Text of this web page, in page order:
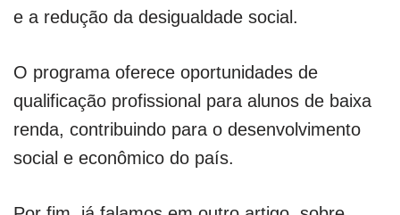
e a redução da desigualdade social.
O programa oferece oportunidades de
qualificação profissional para alunos de baixa
renda, contribuindo para o desenvolvimento
social e econômico do país.